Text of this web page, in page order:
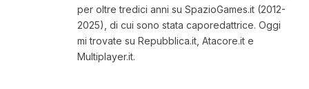
per oltre tredici anni su SpazioGames.it (2012-
2025), di cui sono stata caporedattrice. Oggi
mi trovate su Repubblica.it, Atacore.it e
Multiplayer.it.